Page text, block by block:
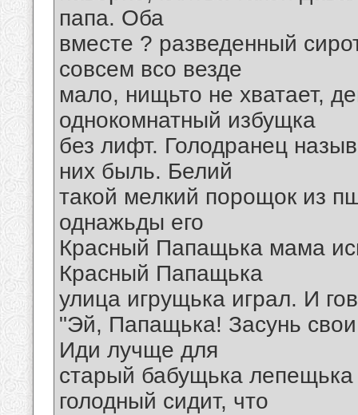
папа. Оба
вместе ? разведенный
совсем всо везде
мало, нищьто не хватает,
однокомнатный избущка
без лифт. Голодранец
них быль. Белий
такой мелкий порощок из
однажьды его
Красный Папащька мама
Красный Папащька
улица игрущька играл. И
"Эй, Папащька! Засунь
Иди лучще для
старый бабущька
голодный сидит, что